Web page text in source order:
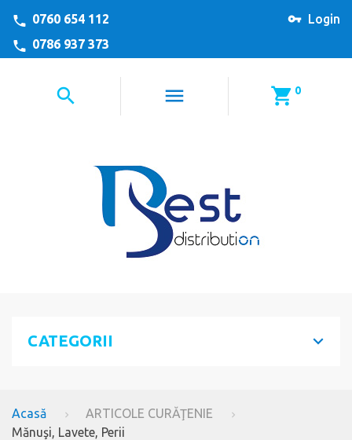
Login
0760 654 112
0786 937 373
0
CATEGORII
Acasă
ARTICOLE CURĂŢENIE
Mănuşi, Lavete, Perii